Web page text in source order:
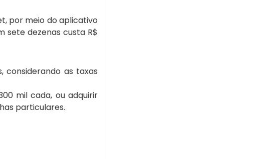
por meio do aplicativo
sete dezenas custa R$
considerando as taxas
mil cada, ou adquirir
particulares.